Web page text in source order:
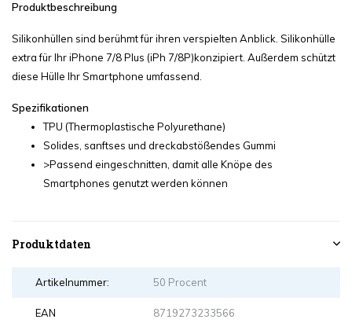
Produktbeschreibung
Silikonhüllen sind berühmt für ihren verspielten Anblick. Silikonhülle
extra für Ihr iPhone 7/8 Plus (iPh 7/8P)konzipiert. Außerdem schützt
diese Hülle Ihr Smartphone umfassend.
Spezifikationen
TPU (Thermoplastische Polyurethane)
Solides, sanftses und dreckabstößendes Gummi
>Passend eingeschnitten, damit alle Knöpe des
Smartphones genutzt werden können
Produktdaten
Artikelnummer: 50 Procent
EAN 8719273233566